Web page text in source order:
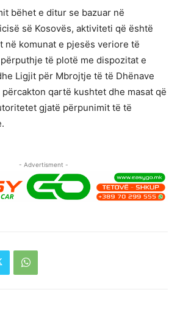
bëhet e ditur se bazuar në
së Kosovës, aktiviteti që është
në komunat e pjesës veriore të
të plotë me dispozitat e
Ligjit për Mbrojtje të të Dhënave
qartë kushtet dhe masat që
gjatë përpunimit të të
- Advertisment -